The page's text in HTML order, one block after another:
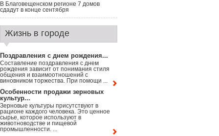
В Благовещенском регионе 7 домов
сдадут в конце сентября
Жизнь в городе
Поздравления с днем рождения...
Составление поздравления с днем
рождения зависит от понимания стиля
общения и взаимоотношений с
виновником торжества. При помощи ...
Особенности продажи зерновых
культур...
Зерновые культуры присутствуют в
рационе каждого человека. Это ценное
сырье, которое используют в
животноводстве и пищевой
промышленности. ...